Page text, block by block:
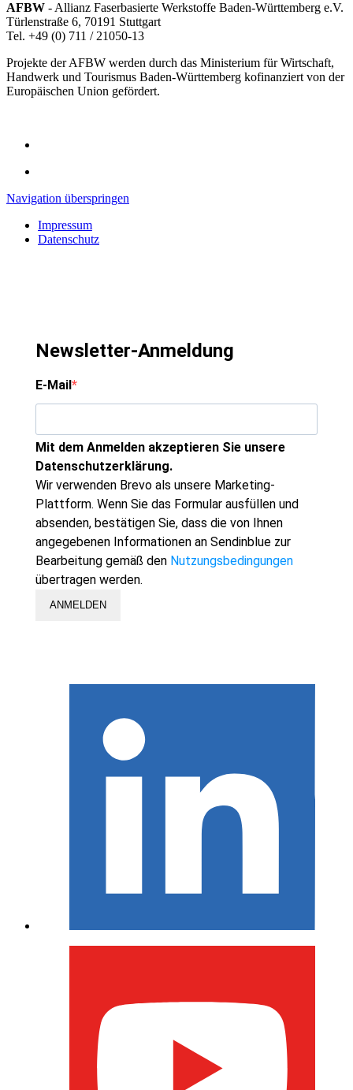
AFBW - Allianz Faserbasierte Werkstoffe Baden-Württemberg e.V.
Türlenstraße 6, 70191 Stuttgart
Tel. +49 (0) 711 / 21050-13
Projekte der AFBW werden durch das Ministerium für Wirtschaft,
Handwerk und Tourismus Baden-Württemberg kofinanziert von der
Europäischen Union gefördert.
Navigation überspringen
Impressum
Datenschutz
Newsletter-Anmeldung
E-Mail
Mit dem Anmelden akzeptieren Sie unsere
Datenschutzerklärung.
Wir verwenden Brevo als unsere Marketing-
Plattform. Wenn Sie das Formular ausfüllen und
absenden, bestätigen Sie, dass die von Ihnen
angegebenen Informationen an Sendinblue zur
Bearbeitung gemäß den Nutzungsbedingungen
übertragen werden.
ANMELDEN